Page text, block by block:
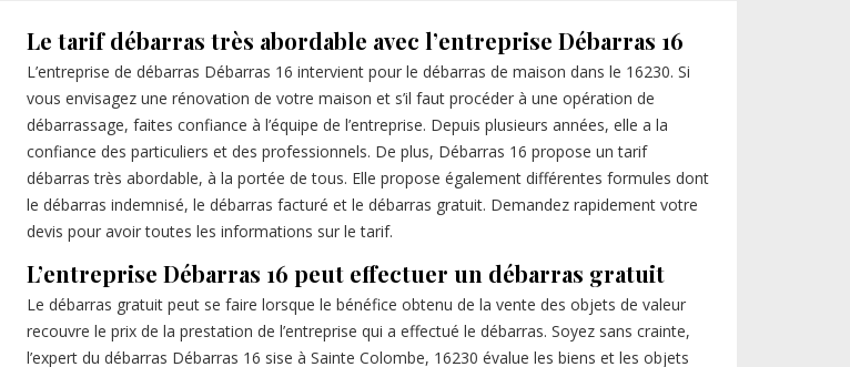
Le tarif débarras très abordable avec l’entreprise Débarras 16
L’entreprise de débarras Débarras 16 intervient pour le débarras de maison dans le 16230. Si
vous envisagez une rénovation de votre maison et s’il faut procéder à une opération de
débarrassage, faites confiance à l’équipe de l’entreprise. Depuis plusieurs années, elle a la
confiance des particuliers et des professionnels. De plus, Débarras 16 propose un tarif
débarras très abordable, à la portée de tous. Elle propose également différentes formules dont
le débarras indemnisé, le débarras facturé et le débarras gratuit. Demandez rapidement votre
devis pour avoir toutes les informations sur le tarif.
L’entreprise Débarras 16 peut effectuer un débarras gratuit
Le débarras gratuit peut se faire lorsque le bénéfice obtenu de la vente des objets de valeur
recouvre le prix de la prestation de l’entreprise qui a effectué le débarras. Soyez sans crainte,
l’expert du débarras Débarras 16 sise à Sainte Colombe, 16230 évalue les biens et les objets